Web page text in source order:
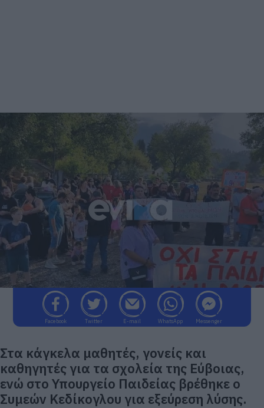
Facebook Twitter E-mail WhatsApp Messenger
Στα κάγκελα μαθητές, γονείς και
καθηγητές για τα σχολεία της Εύβοιας,
ενώ στο Υπουργείο Παιδείας βρέθηκε ο
Συμεών Κεδίκογλου για εξεύρεση λύσης.